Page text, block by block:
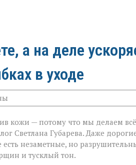
а на деле
в уходе
кожи — потому что мы делаем
Светлана Губарева. Даже
незаметные, но
и тусклый тон.